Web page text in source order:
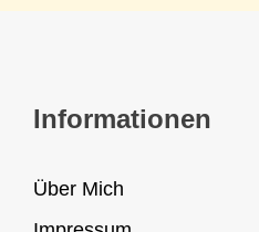
Informationen
Über Mich